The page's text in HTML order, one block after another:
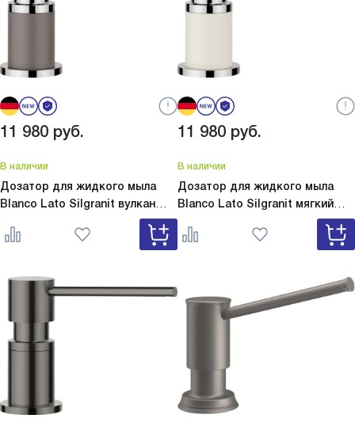
11 980 руб.
В наличии
Дозатор для жидкого мыла
Blanco Lato Silgranit вулкан
Lato Silgranit вулкан
серый 526954
11 980 руб.
В наличии
Дозатор для жидкого мыла
Blanco Lato Silgranit мягкий
Lato Silgranit мягкий
белый 526955